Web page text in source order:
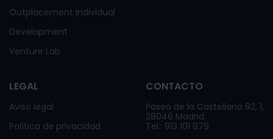
Outplacement Individual
Development
Venture Lab
LEGAL
Aviso legal
Política de privacidad
CONTACTO
Paseo de la Castellana 82, 1,
28046 Madrid.
Tel.: 913 101 879.